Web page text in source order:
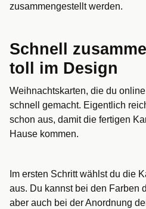
zusammengestellt werden.
Schnell
toll im Design
Weihnachtskarten, die du
schnell gemacht. Eigentlich
schon aus, damit die fertigen
Hause kommen.
Im ersten Schritt wählst du die
aus. Du kannst bei den Farben
aber auch bei der Anordnung